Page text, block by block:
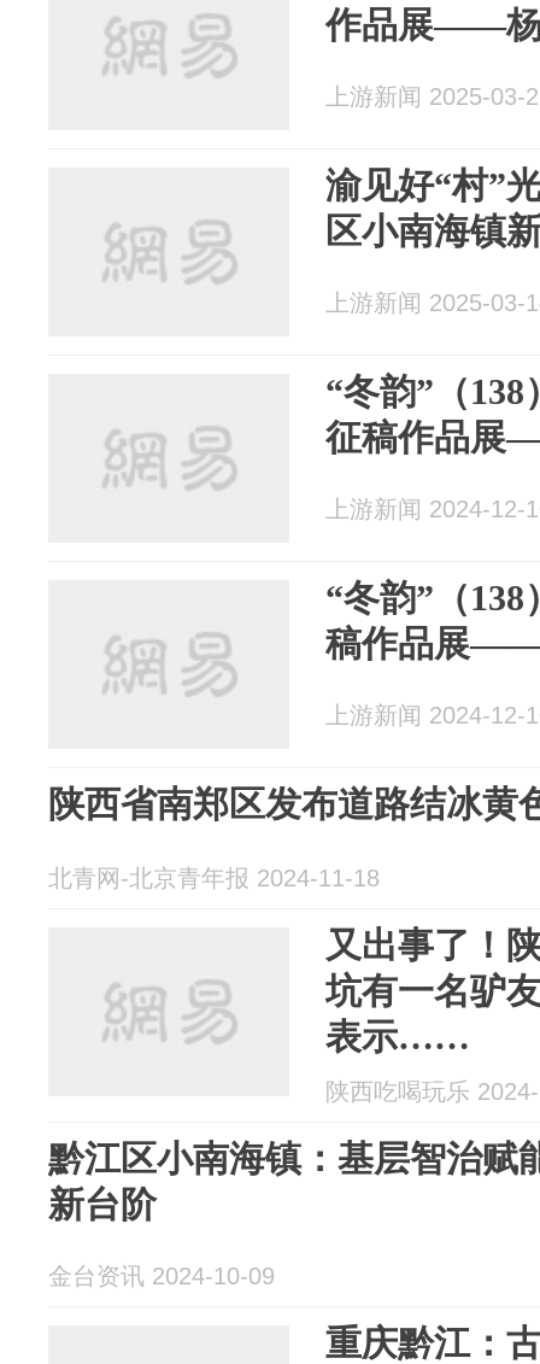
作品展——
上游新闻 2025-03-
渝见好“村”
区小南海镇
上游新闻 2025-03-
“冬韵”（
征稿作品展
上游新闻 2024-12-
“冬韵”（
稿作品展——
上游新闻 2024-12-
陕西省南郑区发布道路结冰黄
北青网-北京青年报 2024-11-18
又出事了！
坑有一名驴
表示……
陕西吃喝玩乐
黔江区小南海镇：基层智治赋
新台阶
金台资讯 2024-10-09
重庆黔江：